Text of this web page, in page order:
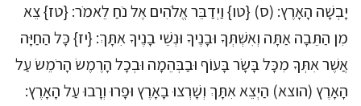
יָבְשָׁה הָאָרֶץ: (ס) {טו} וַיְדַבֵּר אֱלֹהִים אֶל נֹחַ לֵאמֹר: {טז} צֵא
מִן הַתֵּבָה אַתָּה וְאִשְׁתְּךָ וּבָנֶיךָ וּנְשֵׁי בָנֶיךָ אִתָּךְ: {יז} כָּל הַחַיָּה
אֲשֶׁר אִתְּךָ מִכָּל בָּשָׂר בָּעוֹף וּבַבְּהֵמָה וּבְכָל הָרֶמֶשׂ הָרֹמֵשׂ עַל
הָאָרֶץ (הוצא) הַיְצֵא אִתָּךְ וְשָׁרְצוּ בָאָרֶץ וּפָרוּ וְרָבוּ עַל הָאָרֶץ: